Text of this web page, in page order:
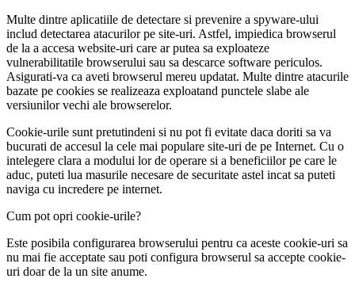
Multe dintre aplicatiile de detectare si prevenire a spyware-ului
includ detectarea atacurilor pe site-uri. Astfel, impiedica browserul
de la a accesa website-uri care ar putea sa exploateze
vulnerabilitatile browserului sau sa descarce software periculos.
Asigurati-va ca aveti browserul mereu updatat. Multe dintre atacurile
bazate pe cookies se realizeaza exploatand punctele slabe ale
versiunilor vechi ale browserelor.
Cookie-urile sunt pretutindeni si nu pot fi evitate daca doriti sa va
bucurati de accesul la cele mai populare site-uri de pe Internet. Cu o
intelegere clara a modului lor de operare si a beneficiilor pe care le
aduc, puteti lua masurile necesare de securitate astel incat sa puteti
naviga cu incredere pe internet.
Cum pot opri cookie-urile?
Este posibila configurarea browserului pentru ca aceste cookie-uri sa
nu mai fie acceptate sau poti configura browserul sa accepte cookie-
uri doar de la un site anume.